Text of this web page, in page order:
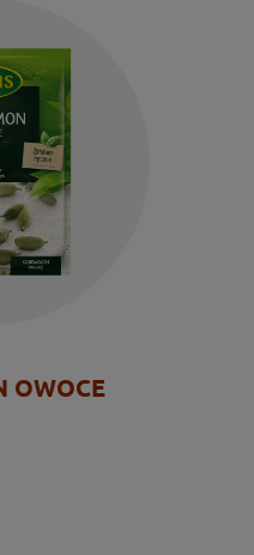
OWOCE